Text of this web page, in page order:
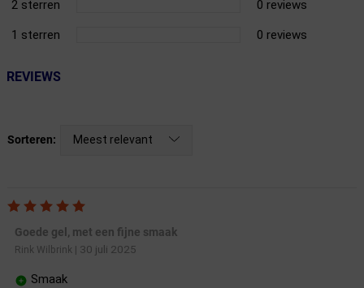
2 sterren 0 reviews
1 sterren 0 reviews
REVIEWS
Sorteren: Meest relevant
Goede gel, met een fijne smaak
Rink Wilbrink | 30 juli 2025
Smaak